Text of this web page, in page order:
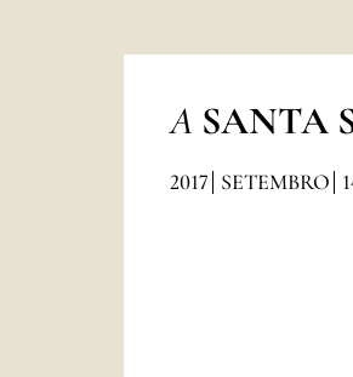
A SANTA
2017 SETEMBRO